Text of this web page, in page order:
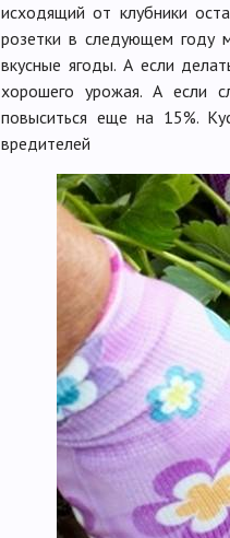
исходящий от клубники
розетки в следующем году
вкусные ягоды. А если
хорошего урожая. А если
повыситься еще на 15%.
вредителей